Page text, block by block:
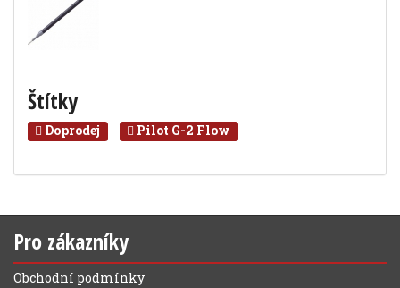
Štítky
Doprodej Pilot G-2 Flow
Pro zákazníky
Obchodní podmínky